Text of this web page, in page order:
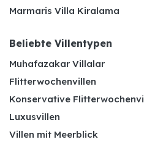
Marmaris Villa Kiralama
Beliebte Villentypen
Muhafazakar Villalar
Flitterwochenvillen
Konservative
Luxusvillen
Villen mit Meerblick